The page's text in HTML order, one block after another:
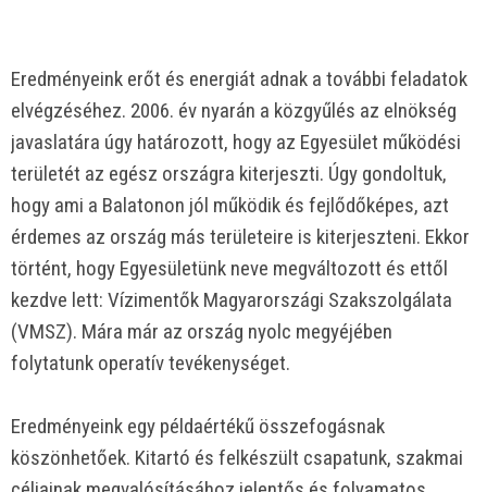
Eredményeink erőt és energiát adnak a további feladatok
elvégzéséhez. 2006. év nyarán a közgyűlés az elnökség
javaslatára úgy határozott, hogy az Egyesület működési
területét az egész országra kiterjeszti. Úgy gondoltuk,
hogy ami a Balatonon jól működik és fejlődőképes, azt
érdemes az ország más területeire is kiterjeszteni. Ekkor
történt, hogy Egyesületünk neve megváltozott és ettől
kezdve lett: Vízimentők Magyarországi Szakszolgálata
(VMSZ). Mára már az ország nyolc megyéjében
folytatunk operatív tevékenységet.
Eredményeink egy példaértékű összefogásnak
köszönhetőek. Kitartó és felkészült csapatunk, szakmai